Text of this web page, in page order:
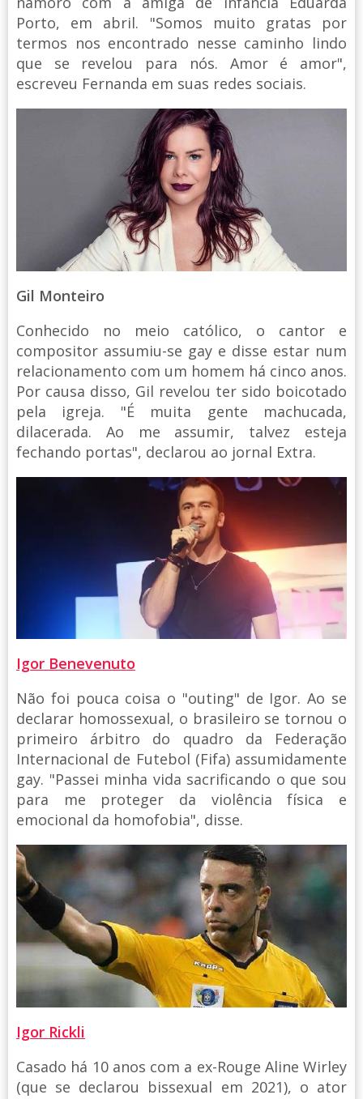
Porto, em abril. "Somos muito gratas por
termos nos encontrado nesse caminho lindo
que se revelou para nós. Amor é amor",
escreveu Fernanda em suas redes sociais.
Gil Monteiro
Conhecido no meio católico, o cantor e
compositor assumiu-se gay e disse estar num
relacionamento com um homem há cinco anos.
Por causa disso, Gil revelou ter sido boicotado
pela igreja. "É muita gente machucada,
dilacerada. Ao me assumir, talvez esteja
fechando portas", declarou ao jornal Extra.
Igor Benevenuto
Não foi pouca coisa o "outing" de Igor. Ao se
declarar homossexual, o brasileiro se tornou o
primeiro árbitro do quadro da Federação
Internacional de Futebol (Fifa) assumidamente
gay. "Passei minha vida sacrificando o que sou
para me proteger da violência física e
emocional da homofobia", disse.
Igor Rickli
Casado há 10 anos com a ex-Rouge Aline Wirley
(que se declarou bissexual em 2021), o ator